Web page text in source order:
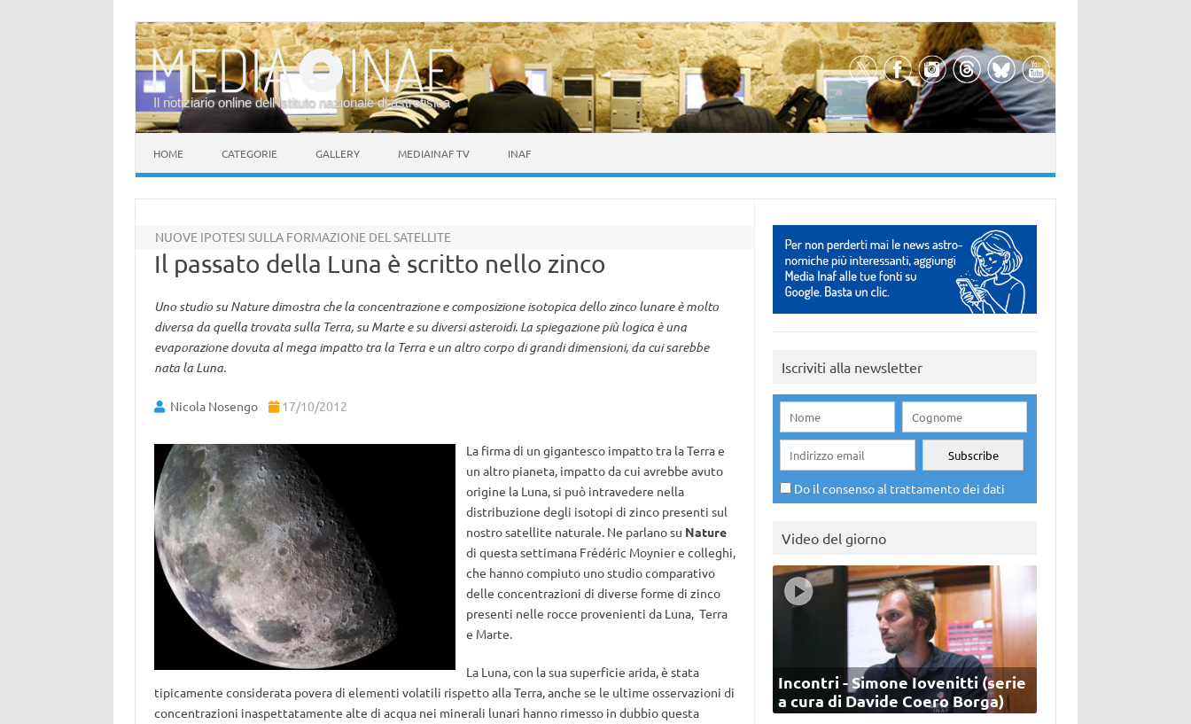
Il notiziario online dell’Istituto nazionale di astrofisica
HOME CATEGORIE GALLERY MEDIAINAF TV INAF
NUOVE IPOTESI SULLA FORMAZIONE DEL SATELLITE
Il passato della Luna è scritto nello zinco
Uno studio su Nature dimostra che la concentrazione e composizione isotopica dello zinco lunare è molto
diversa da quella trovata sulla Terra, su Marte e su diversi asteroidi. La spiegazione più logica è una
evaporazione dovuta al mega impatto tra la Terra e un altro corpo di grandi dimensioni, da cui sarebbe
nata la Luna.
Nicola Nosengo 17/10/2012
La firma di un gigantesco impatto tra la Terra e
un altro pianeta, impatto da cui avrebbe avuto
origine la Luna, si può intravedere nella
distribuzione degli isotopi di zinco presenti sul
nostro satellite naturale. Ne parlano su Nature
di questa settimana Frédéric Moynier e colleghi,
che hanno compiuto uno studio comparativo
delle concentrazioni di diverse forme di zinco
presenti nelle rocce provenienti da Luna, Terra
e Marte.
La Luna, con la sua superficie arida, è stata
tipicamente considerata povera di elementi volatili rispetto alla Terra, anche se le ultime osservazioni di
concentrazioni inaspettatamente alte di acqua nei minerali lunari hanno rimesso in dubbio questa
Iscriviti alla newsletter
Do il consenso al trattamento dei dati
Video del giorno
Incontri - Simone Iovenitti (serie
a cura di Davide Coero Borga)